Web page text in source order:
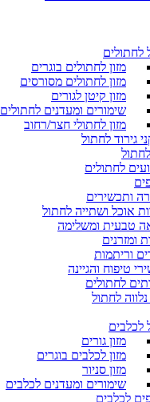
לחתולים
מזון לחתולים בוגרים
מזון לחתולים מסורסים
מזון קיטן לגורים
שימורים ומעדנים לחתולים
מזון לחתולי חצר/רחוב
גירוד לחתול
לחתולים
ותכשירים
אוכל ושתייה לחתול
טבעית ומשלימה
ומזרנים
וריתמות
טיפוח והגיינה
לחתולים
נלווה לחתול
לכלבים
מזון גורים
מזון לכלבים בוגרים
מזון סניור
שימורים ומעדנים לכלבים
לכלבים